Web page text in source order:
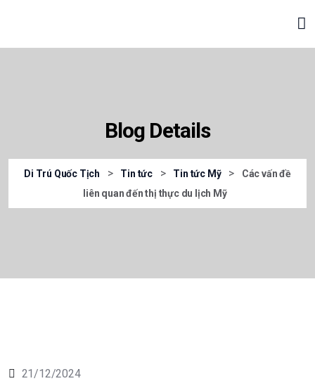
Blog Details
Di Trú Quốc Tịch > Tin tức > Tin tức Mỹ >
Các vấn đề
liên quan đến thị thực du lịch Mỹ
21/12/2024